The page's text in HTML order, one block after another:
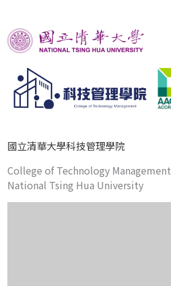
國立清華大學科技管理學院
College of Technology Management
National Tsing Hua University